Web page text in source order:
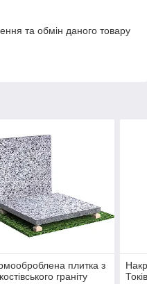
та обмін даного товару
плитка з
граніту